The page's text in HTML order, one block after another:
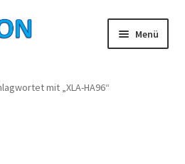
Menü
mit „XLA-HA96“